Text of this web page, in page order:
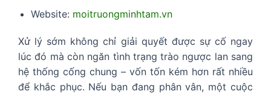
Website: moitruongminhtam.vn
Xử lý sớm không chỉ giải quyết được sự cố ngay
lúc đó mà còn ngăn tình trạng trào ngược lan sang
hệ thống cống chung – vốn tốn kém hơn rất nhiều
để khắc phục. Nếu bạn đang phân vân, một cuộc